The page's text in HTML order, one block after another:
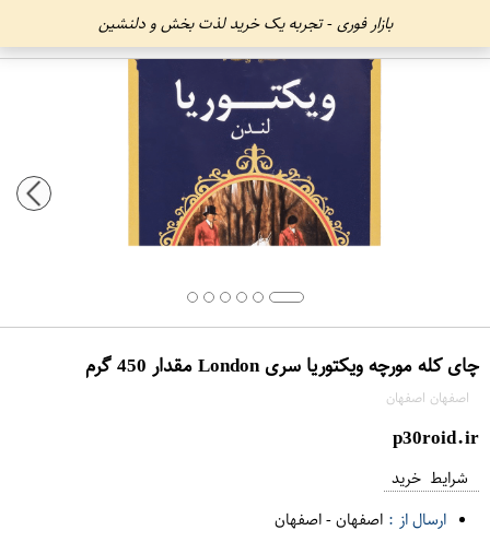
بازار فوری - تجربه یک خرید لذت بخش و دلنشین
چای کله مورچه ویکتوریا سری London مقدار 450 گرم
اصفهان اصفهان
p30roid.ir
شرایط خرید
ارسال از : اصفهان-اصفهان